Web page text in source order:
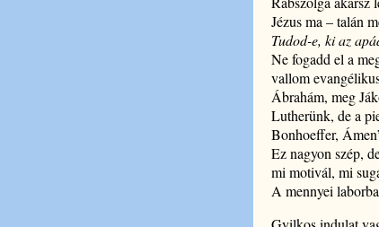
Jézus ma – talán
Tudod-e, ki az
Ne fogadd el a
vallom
Ábrahám, meg
Lutherünk, de a
Bonhoeffer,
Ez nagyon szép,
mi motivál, mi
A mennyei